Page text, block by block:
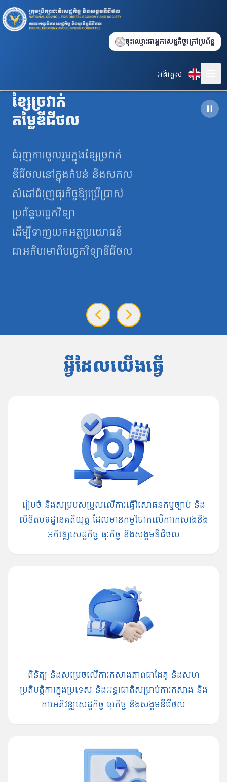
ចុះឈ្មោះជាអ្នកសេដ្ឋកិច្ចក្រៅប្រព័ន្ធ
អង់គ្លេស
ខ្សែច្រវាក់
តម្លៃឌីជីថល
ជំរុញ​ការចូលរួមក្នុង​​ខ្សែច្រវាក់​​
ឌីជីថល​​នៅ​ក្នុងតំបន់ និង​សកល​
សំដៅជំរុញ​ធុរកិច្ច​ឱ្យ​ប្រើប្រាស់​
ប្រព័ន្ធ​បច្ចេកវិទ្យា​
ដើម្បីទាញយកអត្ថប្រយោជន៍
ជាអតិបរមាពីបច្ចេកវិទ្យាឌីជីថល
អ្វីដែលយើងធ្វើ
រៀបចំ និងសម្របសម្រួលលើការធ្វើវិសោធនកម្មច្បាប់ និង
លិខិតបទដ្ឋានគតិយុត្ត ដែលមានកម្មវិបាកលើការកសាងនិង
អភិវឌ្ឍសេដ្ឋកិច្ច ធុរកិច្ច និងសង្គមឌីជីថល
ពិនិត្យ និង​សម្រេច​លើ​ការកសាង​ភាព​ជា​ដៃគូ និង​សហ
ប្រតិបត្តិការ​ក្នុង​ប្រទេស និង​អន្តរជាតិ​សម្រាប់​ការកសាង និង​
ការអភិវឌ្ឍសេដ្ឋកិច្ច ធុរកិច្ច និង​សង្គមឌីជីថល